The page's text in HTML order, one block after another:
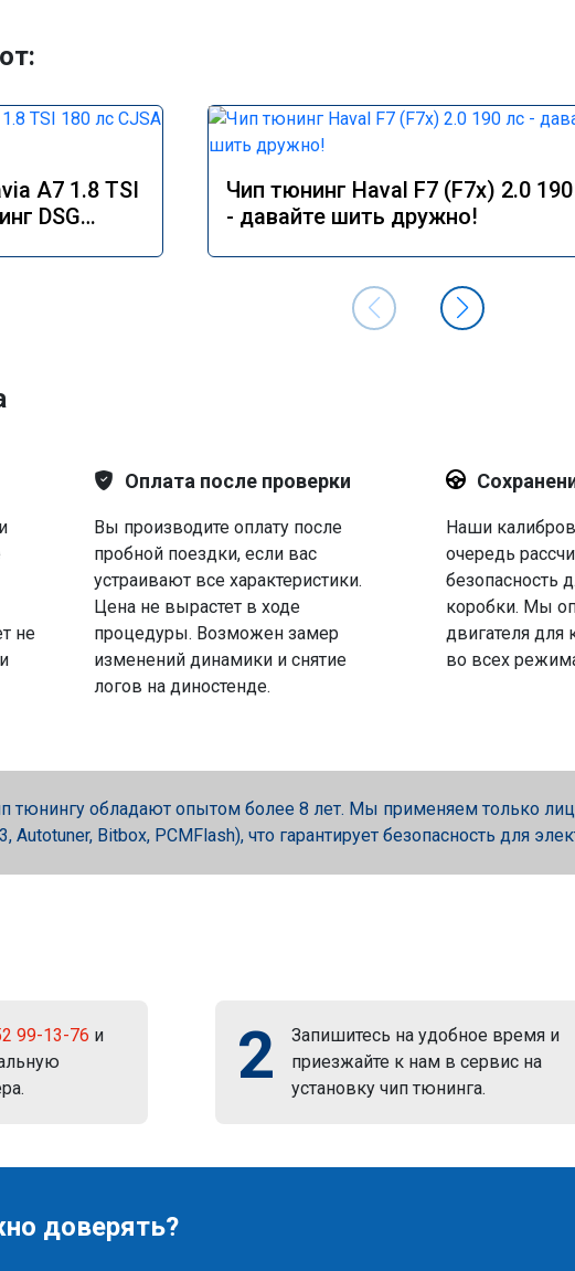
A7 1.8 TSI
DSG
Чип тюнинг Haval F7 (F7x) 2.0
- давайте шить дружно!
не
Оплата после проверки
Вы производите оплату после
пробной поездки, если вас
устраивают все характеристики.
Цена не вырастет в ходе
процедуры. Возможен замер
изменений динамики и снятие
логов на диностенде.
Наши
очередь
безопасность
коробки. Мы
двигателя
во всех
тюнингу обладают опытом более 8 лет. Мы применяем только
Autotuner, Bitbox, PCMFlash), что гарантирует безопасность для
99-13-76 и
2
Запишитесь на удобное время и
приезжайте к нам в сервис на
установку чип тюнинга.
доверять?